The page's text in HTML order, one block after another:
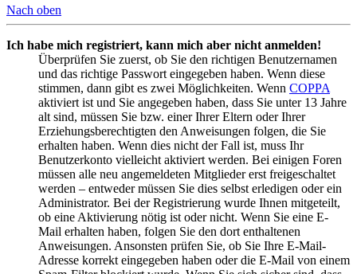
Nach oben
Ich habe mich registriert, kann mich aber nicht anmelden!
Überprüfen Sie zuerst, ob Sie den richtigen Benutzernamen
und das richtige Passwort eingegeben haben. Wenn diese
stimmen, dann gibt es zwei Möglichkeiten. Wenn COPPA
aktiviert ist und Sie angegeben haben, dass Sie unter 13 Jahre
alt sind, müssen Sie bzw. einer Ihrer Eltern oder Ihrer
Erziehungsberechtigten den Anweisungen folgen, die Sie
erhalten haben. Wenn dies nicht der Fall ist, muss Ihr
Benutzerkonto vielleicht aktiviert werden. Bei einigen Foren
müssen alle neu angemeldeten Mitglieder erst freigeschaltet
werden – entweder müssen Sie dies selbst erledigen oder ein
Administrator. Bei der Registrierung wurde Ihnen mitgeteilt,
ob eine Aktivierung nötig ist oder nicht. Wenn Sie eine E-
Mail erhalten haben, folgen Sie den dort enthaltenen
Anweisungen. Ansonsten prüfen Sie, ob Sie Ihre E-Mail-
Adresse korrekt eingegeben haben oder die E-Mail von einem